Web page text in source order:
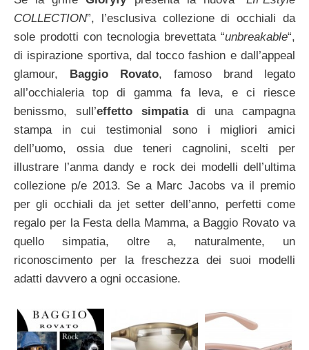
COLLECTION”, l’esclusiva collezione di occhiali da
sole prodotti con tecnologia brevettata “unbreakable“,
di ispirazione sportiva, dal tocco fashion e dall’appeal
glamour, Baggio Rovato, famoso brand legato
all’occhialeria top di gamma fa leva, e ci riesce
benissmo, sull’effetto simpatiadi una campagna
stampa in cui testimonial sono i migliori amici
dell’uomo, ossia due teneri cagnolini, scelti per
illustrare l’anma dandy e rock dei modelli dell’ultima
collezione p/e 2013. Se a Marc Jacobs va il premio
per gli occhiali da jet setter dell’anno, perfetti come
regalo per la Festa della Mamma, a Baggio Rovato va
quello simpatia, oltre a, naturalmente, un
riconoscimento per la freschezza dei suoi modelli
adatti davvero a ogni occasione.